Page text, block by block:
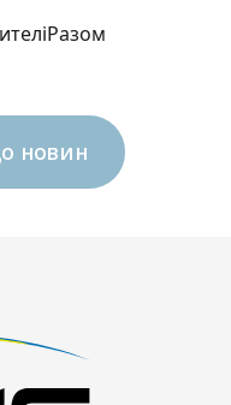
новин